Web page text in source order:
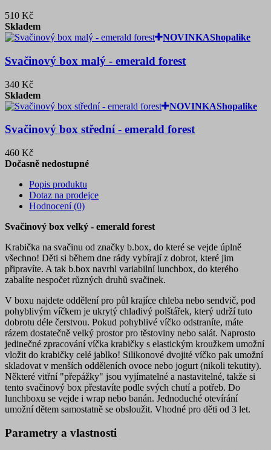
510 Kč
Skladem
NOVINKAShopalike
Svačinový box malý - emerald forest
340 Kč
Skladem
NOVINKAShopalike
Svačinový box střední - emerald forest
460 Kč
Dočasně nedostupné
Popis produktu
Dotaz na prodejce
Hodnocení (0)
Svačinový box velký - emerald forest
Krabička na svačinu od značky b.box, do které se vejde úplně
všechno! Děti si během dne rády vybírají z dobrot, které jim
připravíte. A tak b.box navrhl variabilní lunchbox, do kterého
zabalíte nespočet různých druhů svačinek.
V boxu najdete oddělení pro půl krajíce chleba nebo sendvič, pod
pohyblivým víčkem je ukrytý chladivý polštářek, který udrží tuto
dobrotu déle čerstvou. Pokud pohyblivé víčko odstraníte, máte
rázem dostatečně velký prostor pro těstoviny nebo salát. Naprosto
jedinečné zpracování víčka krabičky s elastickým kroužkem umožní
vložit do krabičky celé jablko! Silikonové dvojité víčko pak umožní
skladovat v menších odděleních ovoce nebo jogurt (nikoli tekutity).
Některé vitřní "přepážky" jsou vyjímatelné a nastavitelné, takže si
tento svačinový box přestavíte podle svých chutí a potřeb. Do
lunchboxu se vejde i wrap nebo banán. Jednoduché otevírání
umožní dětem samostatně se obsloužit. Vhodné pro děti od 3 let.
Parametry a vlastnosti